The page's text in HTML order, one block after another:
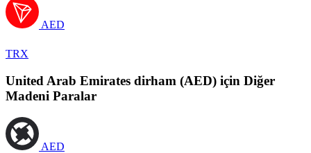
AED
TRX
United Arab Emirates dirham (AED) için Diğer
Madeni Paralar
AED